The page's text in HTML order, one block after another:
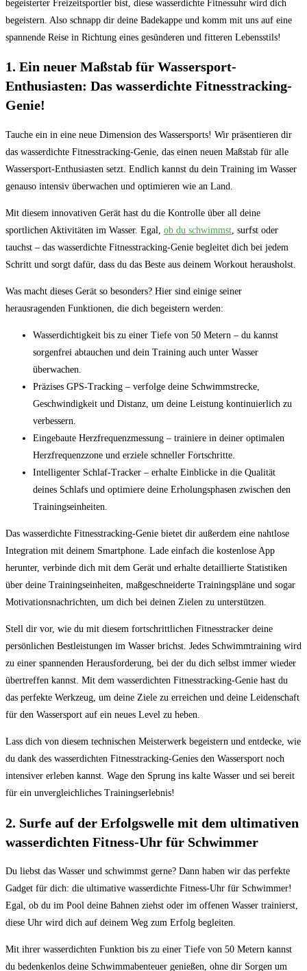
begeisterter Freizeitsportler bist, diese wasserdichte Fitnessuhr wird dich
begeistern. ‌Also schnapp dir deine Badekappe und komm ‌mit uns auf⁤ eine
⁣spannende Reise in Richtung eines gesünderen und fitteren⁢ Lebensstils!
1.‌ Ein neuer Maßstab für Wassersport-
Enthusiasten: Das⁤ wasserdichte Fitnesstracking-
Genie!
Tauche ein in eine neue Dimension des Wassersports! Wir präsentieren dir
das wasserdichte Fitnesstracking-Genie, das einen neuen Maßstab für alle
Wassersport-Enthusiasten setzt. Endlich kannst du dein Training im Wasser
genauso ⁤intensiv überwachen‌ und optimieren wie an Land.
Mit⁢ diesem innovativen Gerät hast du die Kontrolle über all deine
⁤sportlichen Aktivitäten im Wasser. Egal, ob‌ du schwimmst, surfst ​oder⁢
tauchst – das wasserdichte Fitnesstracking-Genie begleitet dich bei jedem⁣
Schritt⁤ und ​sorgt dafür, dass‍ du das Beste ​aus deinem Workout herausholst.
Was macht dieses Gerät so besonders? Hier sind einige seiner
⁤herausragenden Funktionen, ⁣die ⁤dich begeistern werden:
Wasserdichtigkeit bis zu‍ einer ‌Tiefe von ​50 Metern – ​du kannst
sorgenfrei abtauchen ⁣und dein ‌Training auch unter Wasser
überwachen.
Präzises GPS-Tracking –‌ verfolge deine ‍Schwimmstrecke,
Geschwindigkeit und Distanz, um deine‍ Leistung ‍kontinuierlich zu
verbessern.
Eingebaute Herzfrequenzmessung – trainiere in deiner optimalen
Herzfrequenzzone ​und ​erziele schneller Fortschritte.
Intelligenter Schlaf-Tracker – erhalte⁢ Einblicke in die ⁢Qualität
deines Schlafs und optimiere deine‌ Erholungsphasen zwischen ‌den
Trainingseinheiten.
Das wasserdichte Fitnesstracking-Genie ‍bietet ⁤dir außerdem eine nahtlose
Integration ⁤mit‌ deinem Smartphone. Lade einfach ⁤die kostenlose App
herunter, verbinde dich mit ⁤dem‍ Gerät und erhalte‍ detaillierte Statistiken
über ‍deine⁣ Trainingseinheiten, maßgeschneiderte Trainingspläne und⁤ sogar⁣
Motivationsnachrichten, um dich‍ bei deinen ‌Zielen zu unterstützen.
Stell ​dir vor, wie‍ du‌ mit diesem fortschrittlichen Fitnesstracker ​deine
persönlichen Bestleistungen ⁢im⁤ Wasser brichst.⁢ Jedes ‌Schwimmtraining wird
zu einer spannenden Herausforderung, bei‌ der du​ dich selbst immer wieder
übertreffen kannst. ⁢Mit dem wasserdichten Fitnesstracking-Genie hast⁤ du
das perfekte Werkzeug, um deine Ziele zu ​erreichen und deine Leidenschaft
für den⁤ Wassersport auf ein neues Level zu heben.
Lass dich von diesem technischen Meisterwerk begeistern ⁤und⁤ entdecke, wie
du ⁢dank des⁣ wasserdichten⁢ Fitnesstracking-Genies den⁣ Wassersport noch
intensiver erleben ‍kannst.‍ Wage den Sprung ins kalte⁣ Wasser und sei bereit
für ein unvergleichliches Trainingserlebnis!
2. Surfe auf der Erfolgswelle mit‍ dem ‌ultimativen
wasserdichten Fitness-Uhr für⁢ Schwimmer
Du liebst das Wasser ⁢und​ schwimmst gerne? Dann haben wir das perfekte
Gadget für dich:‍ die ultimative wasserdichte Fitness-Uhr für Schwimmer!
Egal, ob du im Pool deine Bahnen ​ziehst oder im ‍offenen ⁣Wasser ⁤trainierst,⁤
diese Uhr wird dich ‌auf deinem⁣ Weg⁤ zum ⁢Erfolg⁣ begleiten.
Mit ihrer wasserdichten Funktion bis zu einer Tiefe von 50⁣ Metern kannst
‍du bedenkenlos⁤ deine Schwimmabenteuer genießen, ohne⁣ dir Sorgen um